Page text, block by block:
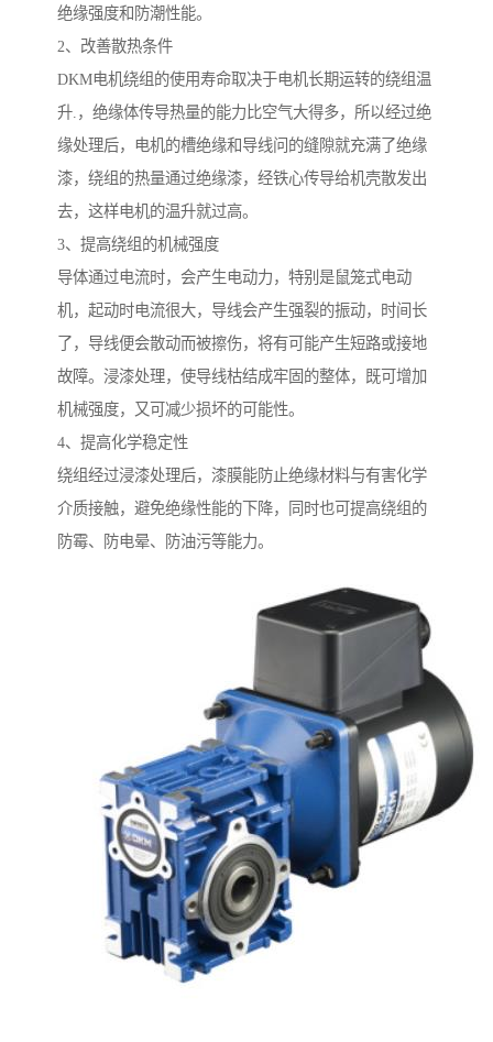
绝缘强度和防潮性能。
2、改善散热条件
DKM电机绕组的使用寿命取决于电机长期运转的绕组温
升.，绝缘体传导热量的能力比空气大得多，所以经过绝
缘处理后，电机的槽绝缘和导线问的缝隙就充满了绝缘
漆，绕组的热量通过绝缘漆，经铁心传导给机壳散发出
去，这样电机的温升就过高。
3、提高绕组的机械强度
导体通过电流时，会产生电动力，特别是鼠笼式电动
机，起动时电流很大，导线会产生强裂的振动，时间长
了，导线便会散动而被擦伤，将有可能产生短路或接地
故障。浸漆处理，使导线枯结成牢固的整体，既可增加
机械强度，又可减少损坏的可能性。
4、提高化学稳定性
绕组经过浸漆处理后，漆膜能防止绝缘材料与有害化学
介质接触，避免绝缘性能的下降，同时也可提高绕组的
防霉、防电晕、防油污等能力。